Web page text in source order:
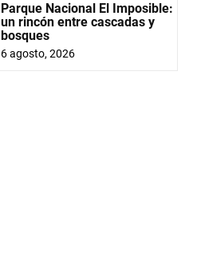
Parque Nacional El Imposible:
un rincón entre cascadas y
bosques
6 agosto, 2026